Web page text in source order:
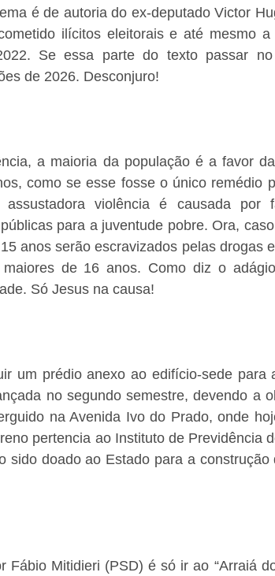
é de autoria do ex-deputado Victor
ilícitos eleitorais e até mesmo a
Se essa parte do texto passar no
de 2026. Desconjuro!
a maioria da população é a favor
como se esse fosse o único remédio
violência é causada por
para a juventude pobre. Ora,
anos serão escravizados pelas drogas
de 16 anos. Como diz o
Só Jesus na causa!
um prédio anexo ao edifício-sede para
no segundo semestre, devendo a
na Avenida Ivo do Prado, onde
pertencia ao Instituto de Previdência
sido doado ao Estado para a construção
Fábio Mitidieri (PSD) é só ir ao “Arraiá